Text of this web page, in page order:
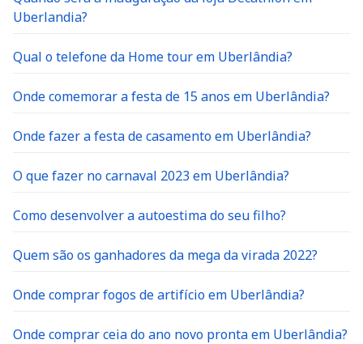
Uberlandia?
Qual o telefone da Home tour em Uberlândia?
Onde comemorar a festa de 15 anos em Uberlândia?
Onde fazer a festa de casamento em Uberlândia?
O que fazer no carnaval 2023 em Uberlândia?
Como desenvolver a autoestima do seu filho?
Quem são os ganhadores da mega da virada 2022?
Onde comprar fogos de artifício em Uberlândia?
Onde comprar ceia do ano novo pronta em Uberlândia?